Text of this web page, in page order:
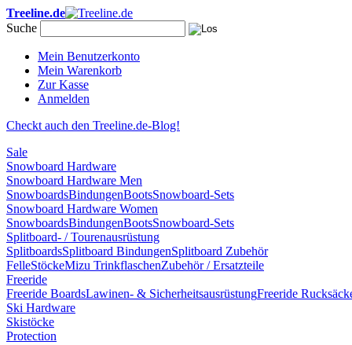
Treeline.de
Suche
Mein Benutzerkonto
Mein Warenkorb
Zur Kasse
Anmelden
Checkt auch den Treeline.de-Blog!
Sale
Snowboard Hardware
Snowboard Hardware Men
SnowboardsBindungenBootsSnowboard-Sets
Snowboard Hardware Women
SnowboardsBindungenBootsSnowboard-Sets
Splitboard- / Tourenausrüstung
SplitboardsSplitboard BindungenSplitboard Zubehör
FelleStöckeMizu TrinkflaschenZubehör / Ersatzteile
Freeride
Freeride BoardsLawinen- & SicherheitsausrüstungFreeride
Ski Hardware
Skistöcke
Protection